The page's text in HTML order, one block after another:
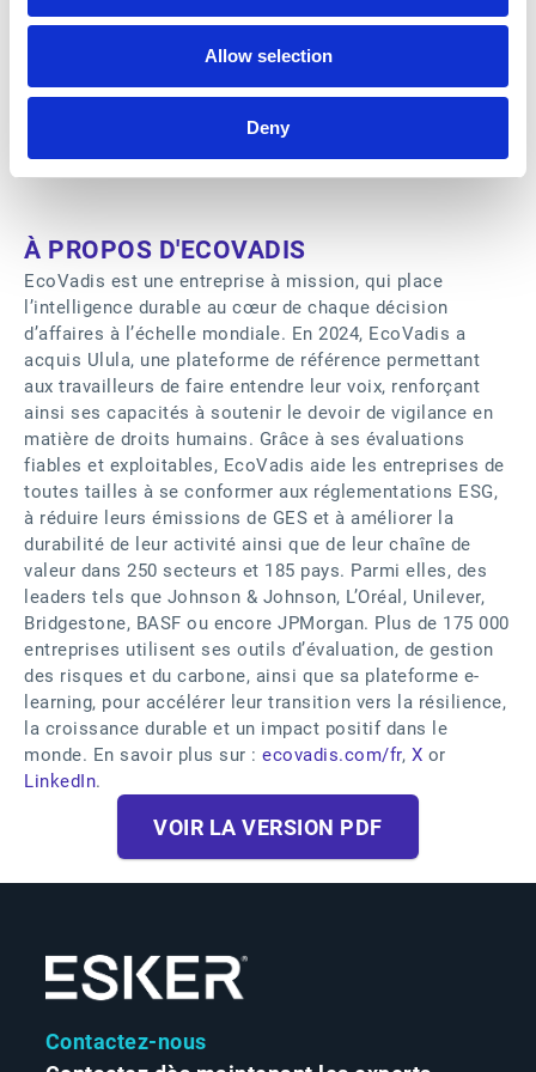
Allow selection
Deny
Annette Gevaert, SVP Alliances & Strategic Partnerships
chez EcoVadis
L’intégration d’EcoVadis est désormais disponible pour
À PROPOS D'ECOVADIS
EcoVadis est une entreprise à mission, qui place
l’intelligence durable au cœur de chaque décision
d’affaires à l’échelle mondiale. En 2024, EcoVadis a
acquis Ulula, une plateforme de référence permettant
aux travailleurs de faire entendre leur voix, renforçant
ainsi ses capacités à soutenir le devoir de vigilance en
matière de droits humains. Grâce à ses évaluations
fiables et exploitables, EcoVadis aide les entreprises de
toutes tailles à se conformer aux réglementations ESG,
à réduire leurs émissions de GES et à améliorer la
durabilité de leur activité ainsi que de leur chaîne de
valeur dans 250 secteurs et 185 pays. Parmi elles, des
leaders tels que Johnson & Johnson, L’Oréal, Unilever,
Bridgestone, BASF ou encore JPMorgan. Plus de 175 000
entreprises utilisent ses outils d’évaluation, de gestion
des risques et du carbone, ainsi que sa plateforme e-
learning, pour accélérer leur transition vers la résilience,
la croissance durable et un impact positif dans le
monde. En savoir plus sur : ecovadis.com/fr, X or
LinkedIn.
VOIR LA VERSION PDF
Contactez-nous